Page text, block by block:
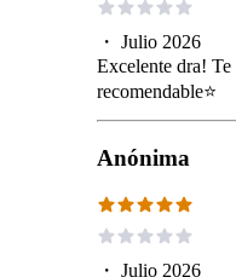
・ Julio 2026
Excelente dra! Te
recomendable⭐️
Anónima
・ Julio 2026